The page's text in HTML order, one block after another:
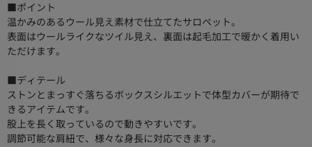
■ポイント
温かみのあるウール見え素材で仕立てたサロペット。
表面はウールライクなツイル見え、裏面は起毛加工で暖かく着用い
ただけます。
■ディテール
ストンとまっすぐ落ちるボックスシルエットで体型カバーが期待で
きるアイテムです。
股上を長く取っているので動きやすいです。
調節可能な肩紐で、様々な身長に対応できます。